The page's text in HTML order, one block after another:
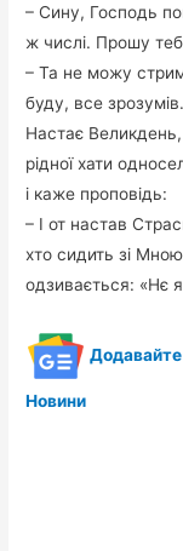
– Сину, Господь
ж числі. Прошу
– Та не можу
буду, все зрозумів.
Настає
рідної хати
і каже проповідь:
– І от настав
хто сидить зі
одзивається: «Нє я
Новини